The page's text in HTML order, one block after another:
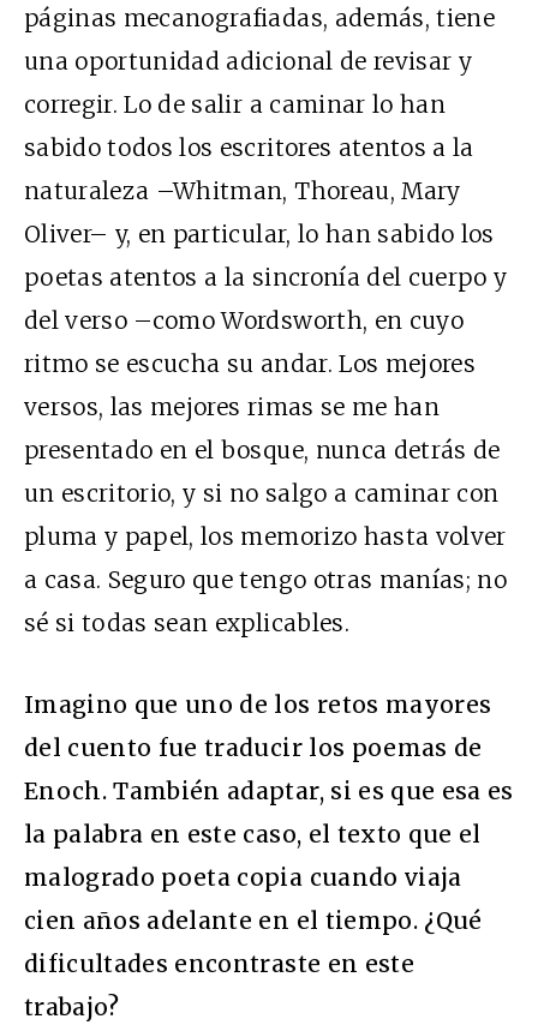
páginas mecanografiadas, además, tiene
una oportunidad adicional de revisar y
corregir. Lo de salir a caminar lo han
sabido todos los escritores atentos a la
naturaleza –Whitman, Thoreau, Mary
Oliver– y, en particular, lo han sabido los
poetas atentos a la sincronía del cuerpo y
del verso –como Wordsworth, en cuyo
ritmo se escucha su andar. Los mejores
versos, las mejores rimas se me han
presentado en el bosque, nunca detrás de
un escritorio, y si no salgo a caminar con
pluma y papel, los memorizo hasta volver
a casa. Seguro que tengo otras manías; no
sé si todas sean explicables.
Imagino que uno de los retos mayores
del cuento fue traducir los poemas de
Enoch. También adaptar, si es que esa es
la palabra en este caso, el texto que el
malogrado poeta copia cuando viaja
cien años adelante en el tiempo. ¿Qué
dificultades encontraste en este
trabajo?